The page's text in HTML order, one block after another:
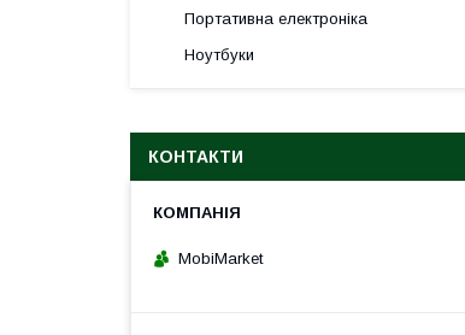
Портативна електроніка
Ноутбуки
КОНТАКТИ
MobiMarket